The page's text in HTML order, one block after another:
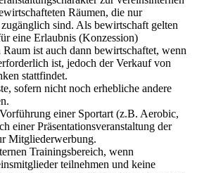
Räumen, die nur
sind. Als bewirtschaft gelten
eine Erlaubnis (Konzession)
ist auch dann bewirtschaftet, wenn
ist, jedoch der Verkauf von
stattfindet.
sofern nicht noch erhebliche andere
einer Sportart (z.B. Aerobic,
einer Präsentationsveranstaltung der
Mitgliederwerbung.
Trainingsbereich, wenn
teilnehmen und keine